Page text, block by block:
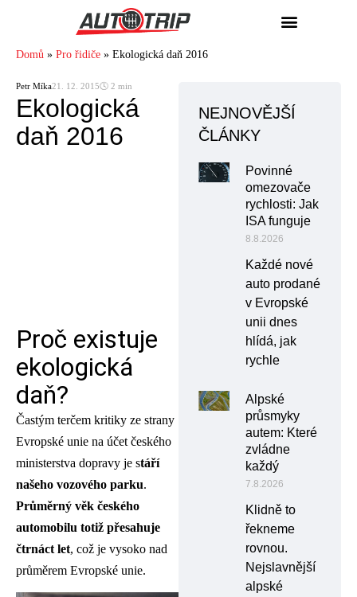
Domů » Pro řidiče » Ekologická daň 2016
Petr Míka21. 12. 2015🕓 2 min
Ekologická
daň 2016
Proč existuje
ekologická
daň?
Častým terčem kritiky ze strany
Evropské unie na účet českého
ministerstva dopravy je stáří
našeho vozového parku.
Průměrný věk českého
automobilu totiž přesahuje
čtrnáct let, což je vysoko nad
průměrem Evropské unie.
NEJNOVĚJŠÍ
ČLÁNKY
Povinné
omezovače
rychlosti: Jak
ISA funguje
8.8.2026
Každé nové
auto prodané
v Evropské
unii dnes
hlídá, jak
rychle
Alpské
průsmyky
autem: Které
zvládne
každý
7.8.2026
Klidně to
řekneme
rovnou.
Nejslavnější
alpské